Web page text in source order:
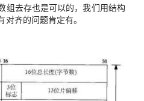
组去存也是可以的，我们用结构
齐的问题肯定有。